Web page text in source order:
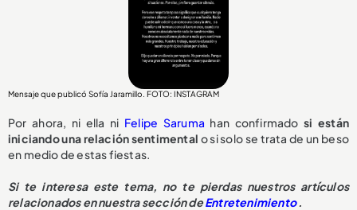
Mensaje que publicó Sofía Jaramillo. FOTO: INSTAGRAM
Por ahora, ni ella ni Felipe Saruma han confirmadosi están
iniciando una relación sentimental o si solo se trata de un beso
en medio de estas fiestas.
Si te interesa este tema, no te pierdas nuestros artículos
relacionados en nuestra sección deEntretenimiento.